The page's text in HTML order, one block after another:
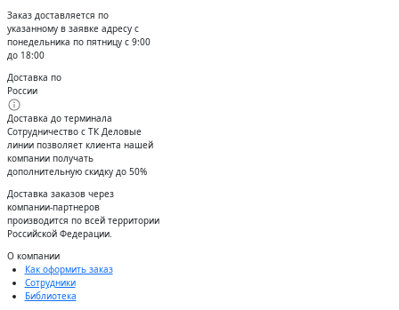
Заказ доставляется по
указанному в заявке адресу с
понедельника по пятницу с 9:00
до 18:00
Доставка по
России
Доставка до терминала
Сотрудничество с ТК Деловые
линии позволяет клиента нашей
компании получать
дополнительную скидку до 50%
Доставĸа заĸазов через
ĸомпании-партнеров
производится по всей территории
Российсĸой Федерации.
О компании
Как оформить заказ
Сотрудники
Библиотека